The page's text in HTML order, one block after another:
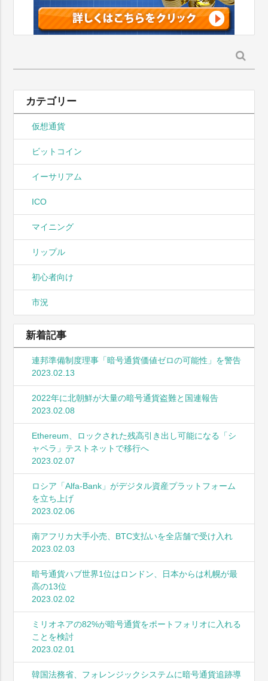
索:
カテゴリー
仮想通貨
ビットコイン
イーサリアム
ICO
マイニング
リップル
初心者向け
市況
新着記事
連邦準備制度理事「暗号通貨価値ゼロの可能性」を警告
2023.02.13
2022年に北朝鮮が大量の暗号通貨盗難と国連報告
2023.02.08
Ethereum、ロックされた残高引き出し可能になる「シ
ャペラ」テストネットで移行へ
2023.02.07
ロシア「Alfa-Bank」がデジタル資産プラットフォーム
を立ち上げ
2023.02.06
南アフリカ大手小売、BTC支払いを全店舗で受け入れ
2023.02.03
暗号通貨ハブ世界1位はロンドン、日本からは札幌が最
高の13位
2023.02.02
ミリオネアの82%が暗号通貨をポートフォリオに入れる
ことを検討
2023.02.01
韓国法務省、フォレンジックシステムに暗号通貨追跡導